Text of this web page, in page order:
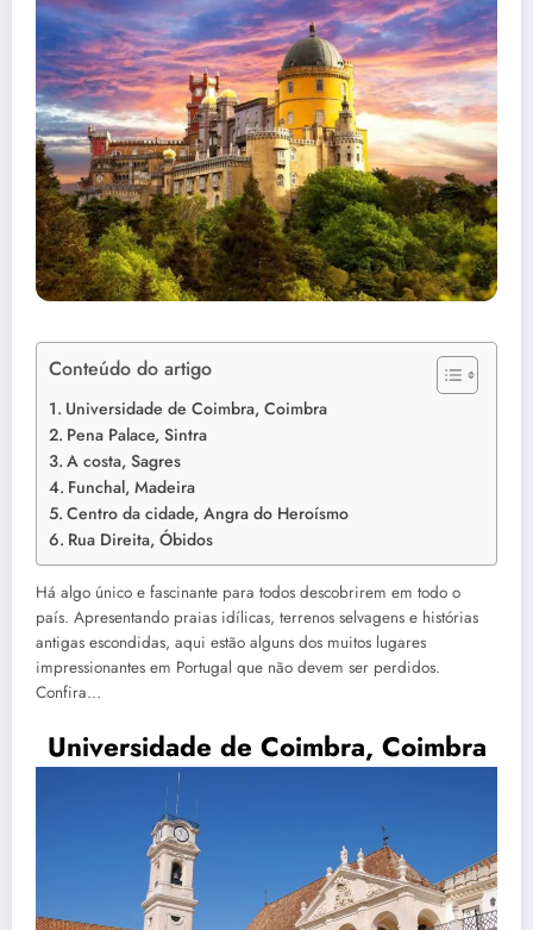
Conteúdo do artigo
Universidade de Coimbra, Coimbra
Pena Palace, Sintra
A costa, Sagres
Funchal, Madeira
Centro da cidade, Angra do Heroísmo
Rua Direita, Óbidos
Há algo único e fascinante para todos descobrirem em todo o
país. Apresentando praias idílicas, terrenos selvagens e histórias
antigas escondidas, aqui estão alguns dos muitos lugares
impressionantes em Portugal que não devem ser perdidos.
Confira…
Universidade de Coimbra, Coimbra